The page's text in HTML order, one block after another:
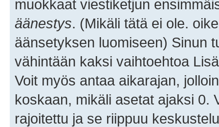
muokkaat viestiketjun
äänestys. (Mikäli tätä ei ole.
äänsetyksen luomiseen) Sinun
vähintään kaksi vaihtoehtoa
Voit myös antaa aikarajan,
koskaan, mikäli asetat ajaksi 0.
rajoitettu ja se riippuu